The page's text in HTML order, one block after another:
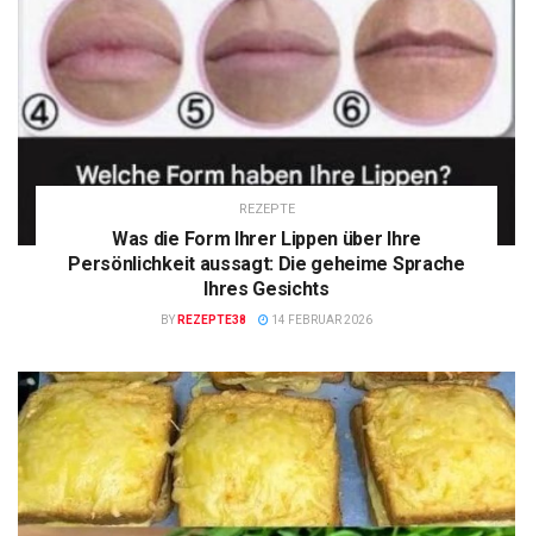
REZEPTE
Was die Form Ihrer Lippen über Ihre
Persönlichkeit aussagt: Die geheime Sprache
Ihres Gesichts
BY REZEPTE38 14 FEBRUAR 2026